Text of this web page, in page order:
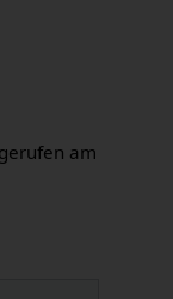
am